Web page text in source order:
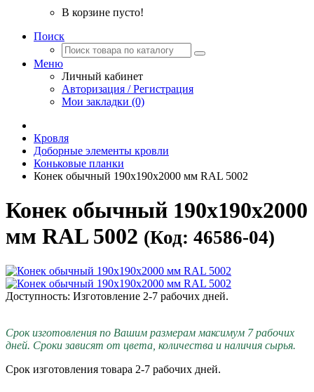
В корзине пусто!
Поиск
Меню
Личный кабинет
Авторизация / Регистрация
Мои закладки (0)
Кровля
Доборные элементы кровли
Коньковые планки
Конек обычный 190х190х2000 мм RAL 5002
Конек обычный 190х190х2000
мм RAL 5002 (Код: 46586-04)
Доступность: Изготовление 2-7 рабочих дней.
Срок изготовления по Вашим размерам максимум 7 рабочих
дней. Сроки зависят от цвета, количества и наличия сырья.
Срок изготовления товара 2-7 рабочих дней.